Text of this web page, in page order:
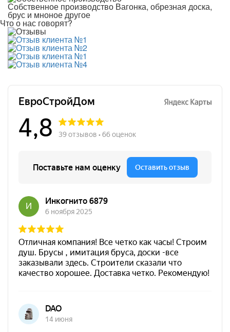
Собственное производство Вагонка, обрезная доска,
брус и мноное другое
Что о нас говорят?